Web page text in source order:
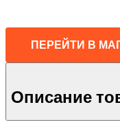
ПЕРЕЙТИ В
Описание